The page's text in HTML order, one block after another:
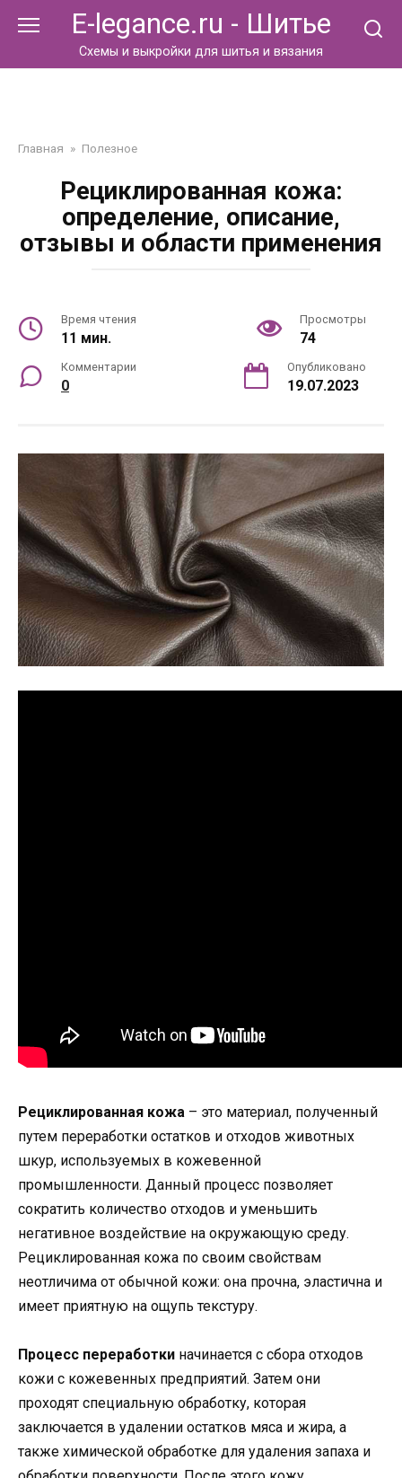
E-legance.ru - Шитье
Схемы и выкройки для шитья и вязания
Главная » Полезное
Рециклированная кожа:
определение, описание,
отзывы и области применения
Время чтения
11 мин.
Просмотры
74
Комментарии
0
Опубликовано
19.07.2023
Рециклированная кожа – это материал, полученный
путем переработки остатков и отходов животных
шкур, используемых в кожевенной
промышленности. Данный процесс позволяет
сократить количество отходов и уменьшить
негативное воздействие на окружающую среду.
Рециклированная кожа по своим свойствам
неотличима от обычной кожи: она прочна, эластична и
имеет приятную на ощупь текстуру.
Процесс переработки начинается с сбора отходов
кожи с кожевенных предприятий. Затем они
проходят специальную обработку, которая
заключается в удалении остатков мяса и жира, а
также химической обработке для удаления запаха и